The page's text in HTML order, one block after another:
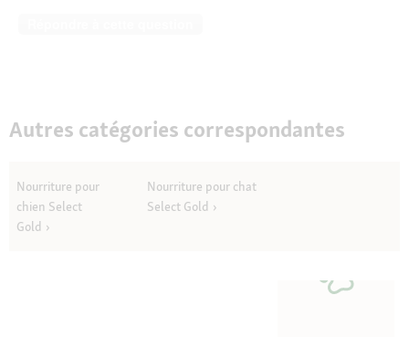
Autres catégories correspondantes
Nourriture pour
chien Select
Gold
Nourriture pour chat
Select Gold